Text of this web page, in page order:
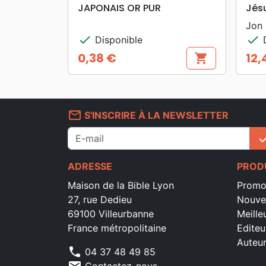
APERÇU RAPIDE
JAPONAIS OR PUR
check Disponible
Prix
0,38 € shopping_cart
Jon
check
Prix
mail_outline S'INSCRIRE À LA NEWSLETTER
ADRESSE
Maison de la Bible Lyon
27, rue Dedieu
69100 Villeurbanne
France métropolitaine
phone 04 37 48 49 85